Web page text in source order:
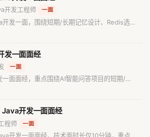
开发工程师 一面
发一面，围绕短期/长期记忆设计、Redis选型
、线程池参数与调用链可观测性等场景题展
发一面面经
一面
面面经，重点围绕AI智能问答项目的短期/长
策略展开深挖追问，并考察快速排序算法手写
开发一面面经
程师 一面